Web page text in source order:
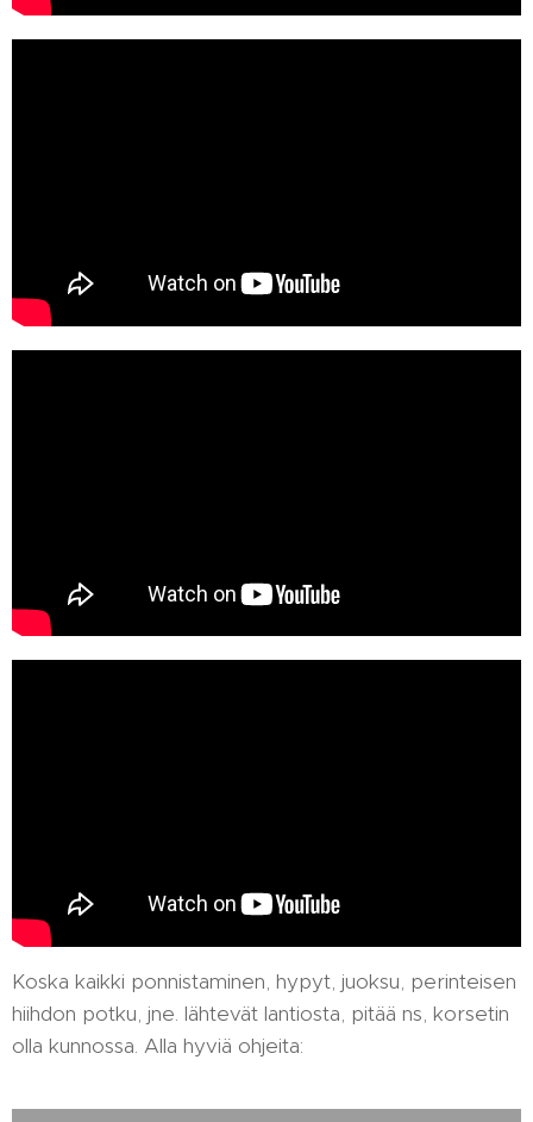
Koska kaikki ponnistaminen, hypyt, juoksu, perinteisen
hiihdon potku, jne. lähtevät lantiosta, pitää ns, korsetin
olla kunnossa. Alla hyviä ohjeita: